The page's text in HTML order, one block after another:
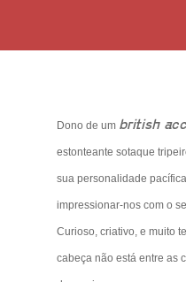
Dono de um british
estonteante sotaque
sua personalidade
impressionar-nos com o
Curioso, criativo, e muito
cabeça não está entre as